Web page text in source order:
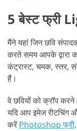
5 बेस्ट फ्री
मैंने यहां जिन छवि
करते समय आपके द्वारा
कंट्रास्ट, चमक, स्तर,
हैं।
वे छवियों को क्रॉप
यदि आप इमेज रीटचिंग
करें Photoshop फ्री.